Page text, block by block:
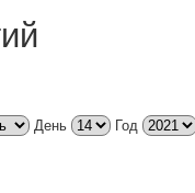
День Год